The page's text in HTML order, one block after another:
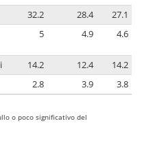
32.2 28.4
27.1
5 4.9 4.6
14.2 12.4
14.2
2.8 3.9 3.8
o poco significativo del